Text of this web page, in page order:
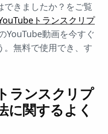
できましたか？をご覧
トランスクリプ
YouTube動画を今すぐ
。無料で使用でき、す
ランスクリプ
に関するよく